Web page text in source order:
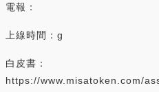
電報：
上線時間：g
白皮書：
https://www.misatoken.com/